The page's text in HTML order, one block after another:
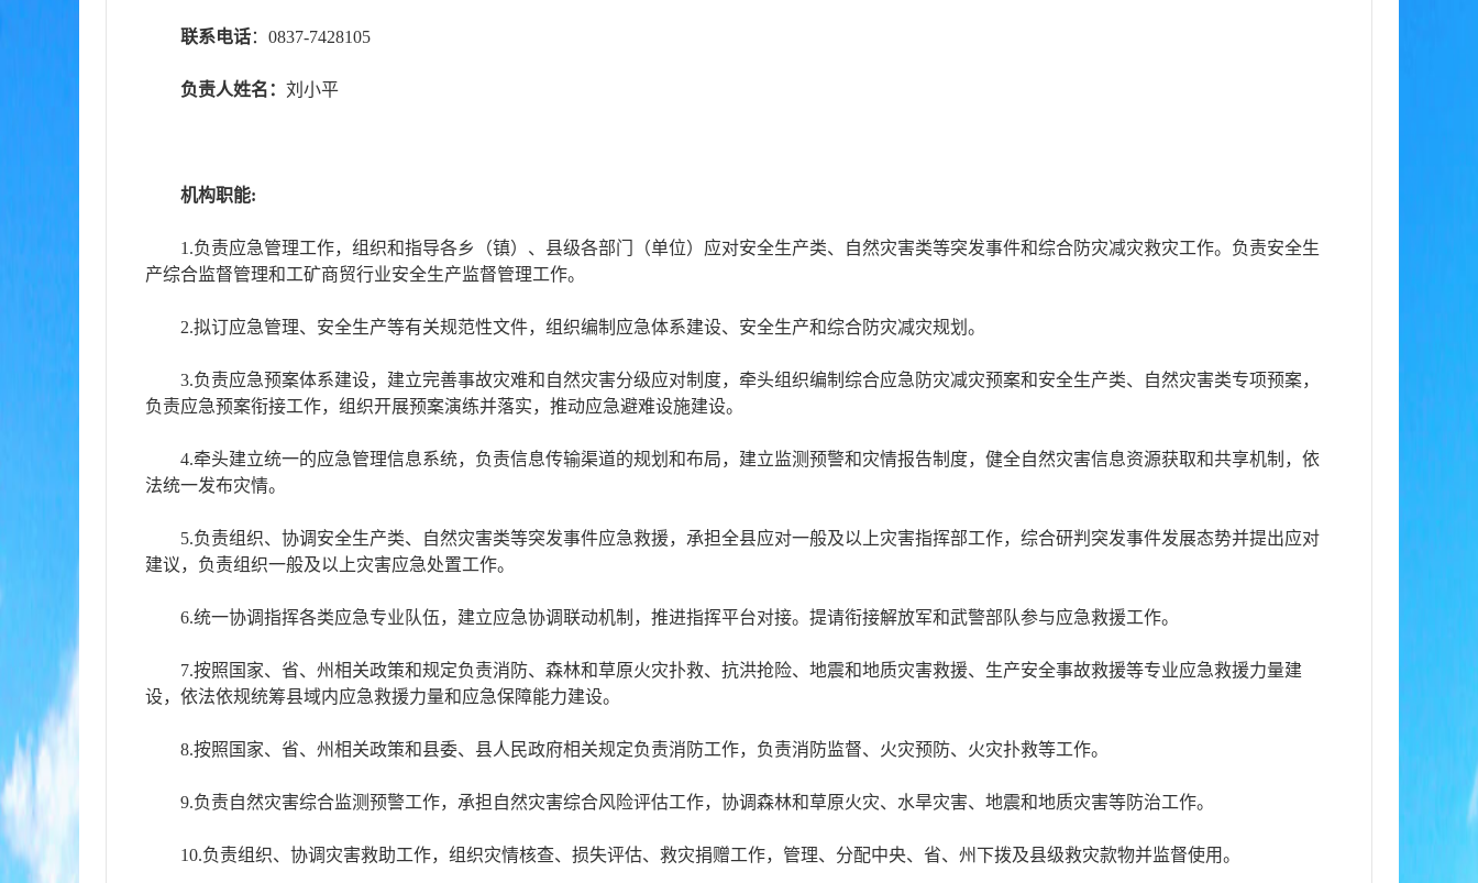
联系电话：0837-7428105
负责人姓名： 刘小平
机构职能:
1.负责应急管理工作，组织和指导各乡（镇）、县级各部门（单位）应对安全生产类、自然灾害类等突发事件和综合防灾减灾救灾工作。负责安全生
产综合监督管理和工矿商贸行业安全生产监督管理工作。
2.拟订应急管理、安全生产等有关规范性文件，组织编制应急体系建设、安全生产和综合防灾减灾规划。
3.负责应急预案体系建设，建立完善事故灾难和自然灾害分级应对制度，牵头组织编制综合应急防灾减灾预案和安全生产类、自然灾害类专项预案，
负责应急预案衔接工作，组织开展预案演练并落实，推动应急避难设施建设。
4.牵头建立统一的应急管理信息系统，负责信息传输渠道的规划和布局，建立监测预警和灾情报告制度，健全自然灾害信息资源获取和共享机制，依
法统一发布灾情。
5.负责组织、协调安全生产类、自然灾害类等突发事件应急救援，承担全县应对一般及以上灾害指挥部工作，综合研判突发事件发展态势并提出应对
建议，负责组织一般及以上灾害应急处置工作。
6.统一协调指挥各类应急专业队伍，建立应急协调联动机制，推进指挥平台对接。提请衔接解放军和武警部队参与应急救援工作。
7.按照国家、省、州相关政策和规定负责消防、森林和草原火灾扑救、抗洪抢险、地震和地质灾害救援、生产安全事故救援等专业应急救援力量建
设，依法依规统筹县域内应急救援力量和应急保障能力建设。
8.按照国家、省、州相关政策和县委、县人民政府相关规定负责消防工作，负责消防监督、火灾预防、火灾扑救等工作。
9.负责自然灾害综合监测预警工作，承担自然灾害综合风险评估工作，协调森林和草原火灾、水旱灾害、地震和地质灾害等防治工作。
10.负责组织、协调灾害救助工作，组织灾情核查、损失评估、救灾捐赠工作，管理、分配中央、省、州下拨及县级救灾款物并监督使用。